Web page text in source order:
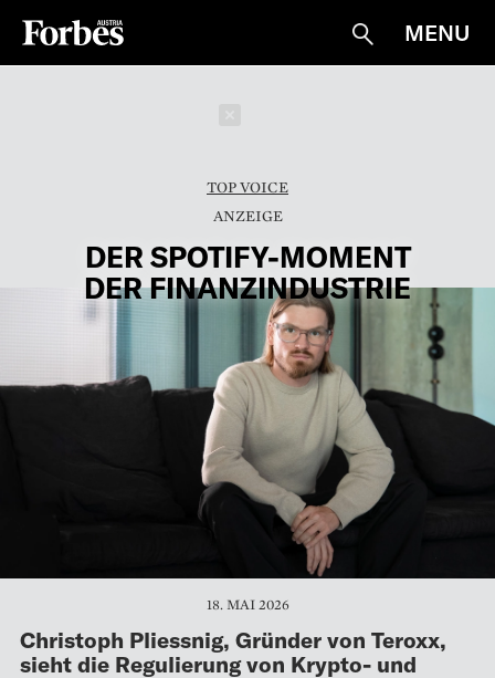
Suche
MENU
TOP VOICE
DER SPOTIFY-MOMENT
DER FINANZINDUSTRIE
18. MAI 2026
Christoph Pliessnig, Gründer von Teroxx,
sieht die Regulierung von Krypto- und